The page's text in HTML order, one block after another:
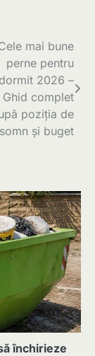
mai bune
perne pentru
dormit 2026 –
Ghid complet
poziția de
somn și buget
închirieze